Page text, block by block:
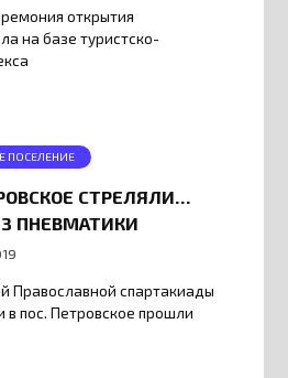
открытия
на базе туристско-
ПОСЕЛЕНИЕ
СТРЕЛЯЛИ…
ПНЕВМАТИКИ
Православной спартакиады
в пос. Петровское прошли